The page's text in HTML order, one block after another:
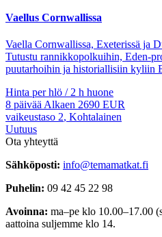
Vaellus Cornwallissa
Vaella Cornwallissa, Exeterissä ja
Tutustu rannikkopolkuihin, Eden-
puutarhoihin ja historiallisiin kyliin
Hinta per hlö / 2 h huone
8 päivää Alkaen 2690 EUR
vaikeustaso 2, Kohtalainen
Uutuus
Ota yhteyttä
Sähköposti: info@temamatkat.fi
Puhelin: 09 42 45 22 98
Avoinna: ma–pe klo 10.00–17.00
aattoina suljemme klo 14.